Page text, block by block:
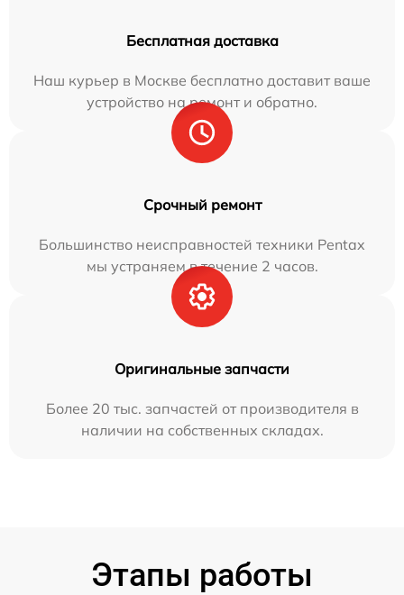
Бесплатная доставка
Наш курьер в Москве бесплатно доставит ваше
устройство на ремонт и обратно.
Срочный ремонт
Большинство неисправностей техники Pentax
мы устраняем в течение 2 часов.
Оригинальные запчасти
Более 20 тыс. запчастей от производителя в
наличии на собственных складах.
Этапы работы